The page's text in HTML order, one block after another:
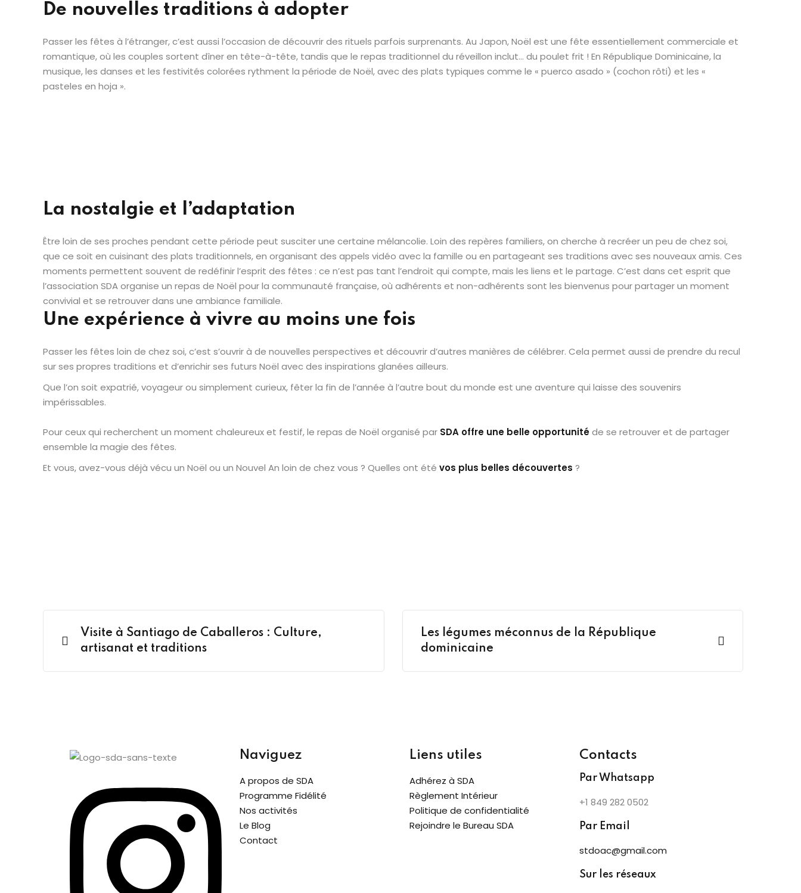
De nouvelles traditions à adopter
Passer les fêtes à l’étranger, c’est aussi l’occasion de découvrir des rituels parfois surprenants. Au Japon, Noël est une fête essentiellement commerciale et
romantique, où les couples sortent dîner en tête-à-tête, tandis que le repas traditionnel du réveillon inclut… du poulet frit ! En République Dominicaine, la
musique, les danses et les festivités colorées rythment la période de Noël, avec des plats typiques comme le « puerco asado » (cochon rôti) et les «
pasteles en hoja ».
La nostalgie et l’adaptation
Être loin de ses proches pendant cette période peut susciter une certaine mélancolie. Loin des repères familiers, on cherche à recréer un peu de chez soi,
que ce soit en cuisinant des plats traditionnels, en organisant des appels vidéo avec la famille ou en partageant ses traditions avec ses nouveaux amis. Ces
moments permettent souvent de redéfinir l’esprit des fêtes : ce n’est pas tant l’endroit qui compte, mais les liens et le partage. C’est dans cet esprit que
l’association SDA organise un repas de Noël pour la communauté française, où adhérents et non-adhérents sont les bienvenus pour partager un moment
convivial et se retrouver dans une ambiance familiale.
Une expérience à vivre au moins une fois
Passer les fêtes loin de chez soi, c’est s’ouvrir à de nouvelles perspectives et découvrir d’autres manières de célébrer. Cela permet aussi de prendre du recul
sur ses propres traditions et d’enrichir ses futurs Noël avec des inspirations glanées ailleurs.
Que l’on soit expatrié, voyageur ou simplement curieux, fêter la fin de l’année à l’autre bout du monde est une aventure qui laisse des souvenirs
impérissables.
Pour ceux qui recherchent un moment chaleureux et festif, le repas de Noël organisé par SDA offre une belle opportunitéde se retrouver et de partager
ensemble la magie des fêtes.
Et vous, avez-vous déjà vécu un Noël ou un Nouvel An loin de chez vous ? Quelles ont été vos plus belles découvertes ?
Visite à Santiago de Caballeros : Culture,
artisanat et traditions
Les légumes méconnus de la République
dominicaine
Naviguez
A propos de SDA
Programme Fidélité
Nos activités
Le Blog
Contact
Liens utiles
Adhérez à SDA
Règlement Intérieur
Politique de confidentialité
Rejoindre le Bureau SDA
Contacts
Par Whatsapp
+1 849 282 0502
Par Email
stdoac@gmail.com
Sur les réseaux